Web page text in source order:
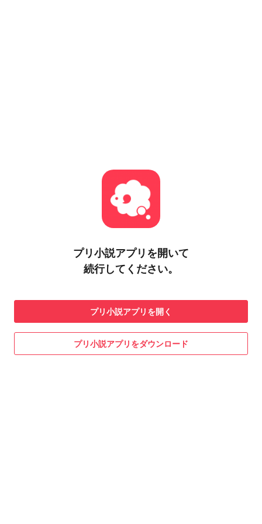
プリ小説アプリを開いて
続行してください。
プリ小説アプリを開く
プリ小説アプリをダウンロード